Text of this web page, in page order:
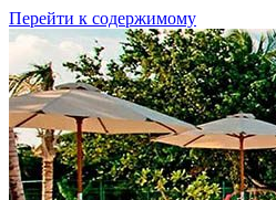
Перейти к содержимому